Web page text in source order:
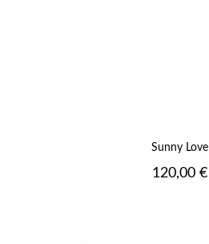
Sunny Love
Prix
120,00 €